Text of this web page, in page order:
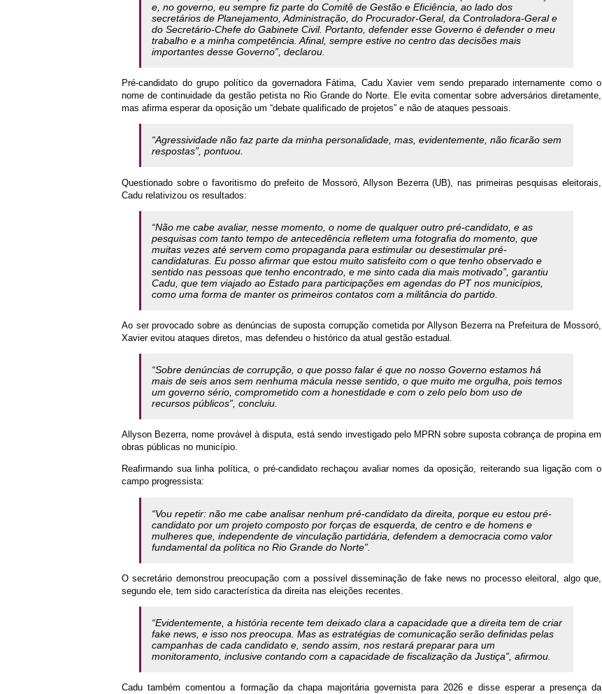
e, no governo, eu sempre fiz parte do Comitê de Gestão e Eficiência, ao lado dos
secretários de Planejamento, Administração, do Procurador-Geral, da Controladora-Geral e
do Secretário-Chefe do Gabinete Civil. Portanto, defender esse Governo é defender o meu
trabalho e a minha competência. Afinal, sempre estive no centro das decisões mais
importantes desse Governo”, declarou.
Pré-candidato do grupo político da governadora Fátima, Cadu Xavier vem sendo preparado internamente como o
nome de continuidade da gestão petista no Rio Grande do Norte. Ele evita comentar sobre adversários diretamente,
mas afirma esperar da oposição um “debate qualificado de projetos” e não de ataques pessoais.
“Agressividade não faz parte da minha personalidade, mas, evidentemente, não ficarão sem
respostas”, pontuou.
Questionado sobre o favoritismo do prefeito de Mossoró, Allyson Bezerra (UB), nas primeiras pesquisas eleitorais,
Cadu relativizou os resultados:
“Não me cabe avaliar, nesse momento, o nome de qualquer outro pré-candidato, e as
pesquisas com tanto tempo de antecedência refletem uma fotografia do momento, que
muitas vezes até servem como propaganda para estimular ou desestimular pré-
candidaturas. Eu posso afirmar que estou muito satisfeito com o que tenho observado e
sentido nas pessoas que tenho encontrado, e me sinto cada dia mais motivado”, garantiu
Cadu, que tem viajado ao Estado para participações em agendas do PT nos municípios,
como uma forma de manter os primeiros contatos com a militância do partido.
Ao ser provocado sobre as denúncias de suposta corrupção cometida por Allyson Bezerra na Prefeitura de Mossoró,
Xavier evitou ataques diretos, mas defendeu o histórico da atual gestão estadual.
“Sobre denúncias de corrupção, o que posso falar é que no nosso Governo estamos há
mais de seis anos sem nenhuma mácula nesse sentido, o que muito me orgulha, pois temos
um governo sério, comprometido com a honestidade e com o zelo pelo bom uso de
recursos públicos”, concluiu.
Allyson Bezerra, nome provável à disputa, está sendo investigado pelo MPRN sobre suposta cobrança de propina em
obras públicas no município.
Reafirmando sua linha política, o pré-candidato rechaçou avaliar nomes da oposição, reiterando sua ligação com o
campo progressista:
“Vou repetir: não me cabe analisar nenhum pré-candidato da direita, porque eu estou pré-
candidato por um projeto composto por forças de esquerda, de centro e de homens e
mulheres que, independente de vinculação partidária, defendem a democracia como valor
fundamental da política no Rio Grande do Norte”.
O secretário demonstrou preocupação com a possível disseminação de fake news no processo eleitoral, algo que,
segundo ele, tem sido característica da direita nas eleições recentes.
“Evidentemente, a história recente tem deixado clara a capacidade que a direita tem de criar
fake news, e isso nos preocupa. Mas as estratégias de comunicação serão definidas pelas
campanhas de cada candidato e, sendo assim, nos restará preparar para um
monitoramento, inclusive contando com a capacidade de fiscalização da Justiça”, afirmou.
Cadu também comentou a formação da chapa majoritária governista para 2026 e disse esperar a presença da